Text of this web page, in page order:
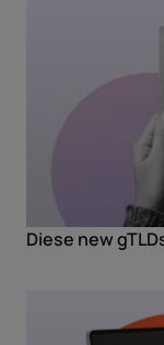
Diese new